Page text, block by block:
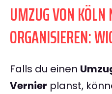
UMZUG VON KÖLN
ORGANISIEREN:
Falls du einen
Vernier planst,